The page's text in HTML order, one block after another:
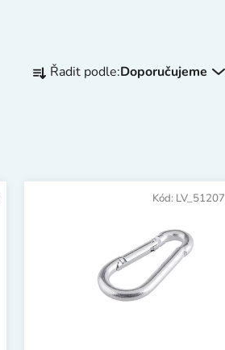
a
p
Řadit podle:Doporučujeme
Kód: LV_51207